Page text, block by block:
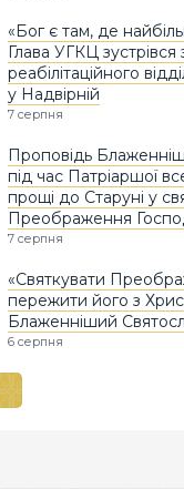
«Бог є там, де
Глава УГКЦ зустрівся
реабілітаційного
у Надвірній
7 серпня
Проповідь
під час Патріаршої
прощі до Старуні у
Преображення
7 серпня
«Святкувати
пережити його з
Блаженніший
6 серпня